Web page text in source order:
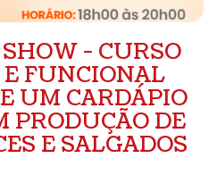
- CURSO
FUNCIONAL
UM CARDÁPIO
PRODUÇÃO DE
E SALGADOS